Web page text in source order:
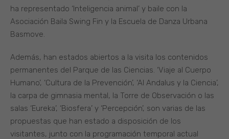
ha representado ‘Inteligencia animal’ y baile con la
Asociación Baila Swing Fin y la Escuela de Danza Urbana
Basmove.
Además, han estados abiertos a la visita los contenidos
permanentes del Parque de las Ciencias. ‘Viaje al Cuerpo
Humano’, ‘Cultura de la Prevención’, ‘Al Andalus y la Ciencia’,
la carpa de gimnasia mental, la Torre de Observación o las
salas ‘Eureka’, ‘Biosfera’ y ‘Percepción’, son varias de las
propuestas que han estado a disposición de los
visitantes, junto con la programación temporal actual